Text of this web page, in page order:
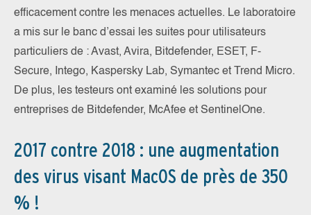
efficacement contre les menaces actuelles. Le laboratoire
a mis sur le banc d’essai les suites pour utilisateurs
particuliers de : Avast, Avira, Bitdefender, ESET, F-
Secure, Intego, Kaspersky Lab, Symantec et Trend Micro.
De plus, les testeurs ont examiné les solutions pour
entreprises de Bitdefender, McAfee et SentinelOne.
2017 contre 2018 : une augmentation
des virus visant MacOS de près de 350
% !